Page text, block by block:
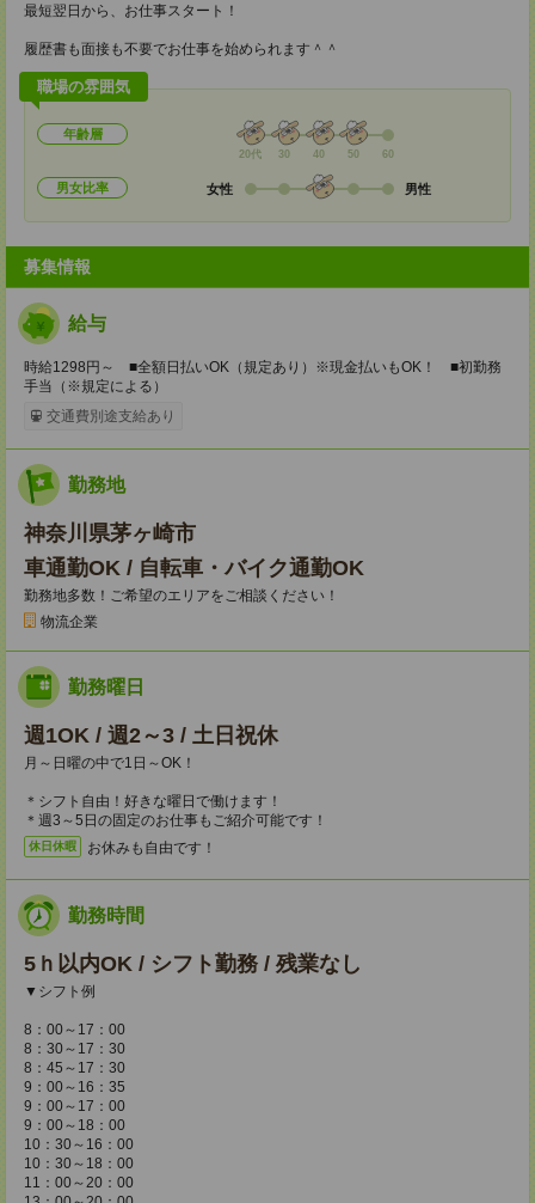
最短翌日から、お仕事スタート！
履歴書も面接も不要でお仕事を始められます＾＾
職場の雰囲気
年齢層
20代 30 40 50 60
男女比率 女性 男性
募集情報
給与
時給1298円～ ■全額日払いOK（規定あり）※現金払いもOK！ ■初勤務
手当（※規定による）
交通費別途支給あり
勤務地
神奈川県茅ヶ崎市
車通勤OK / 自転車・バイク通勤OK
勤務地多数！ご希望のエリアをご相談ください！
物流企業
勤務曜日
週1OK / 週2～3 / 土日祝休
月～日曜の中で1日～OK！
＊シフト自由！好きな曜日で働けます！
＊週3～5日の固定のお仕事もご紹介可能です！
休日休暇 お休みも自由です！
勤務時間
5ｈ以内OK / シフト勤務 / 残業なし
▼シフト例
8：00～17：00
8：30～17：30
8：45～17：30
9：00～16：35
9：00～17：00
9：00～18：00
10：30～16：00
10：30～18：00
11：00～20：00